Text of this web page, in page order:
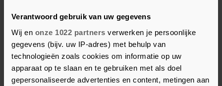
Verantwoord gebruik van uw gegevens
Wij en onze 1022 partners verwerken je persoonlijke
gegevens (bijv. uw IP-adres) met behulp van
technologieën zoals cookies om informatie op uw
apparaat op te slaan en te gebruiken met als doel
gepersonaliseerde advertenties en content, metingen aan